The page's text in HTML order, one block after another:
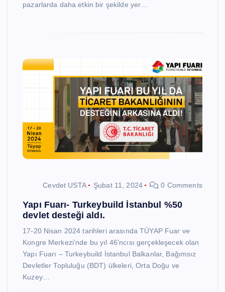
pazarlarda daha etkin bir şekilde yer…
Cevdet USTA Şubat 11, 2024 0 Comments
Yapı Fuarı- Turkeybuild İstanbul %50
devlet desteği aldı.
17-20 Nisan 2024 tarihleri arasında TÜYAP Fuar ve
Kongre Merkezi’nde bu yıl 46’ncısı gerçekleşecek olan
Yapı Fuarı – Turkeybuild İstanbul Balkanlar, Bağımsız
Devletler Topluluğu (BDT) ülkeleri, Orta Doğu ve
Kuzey…